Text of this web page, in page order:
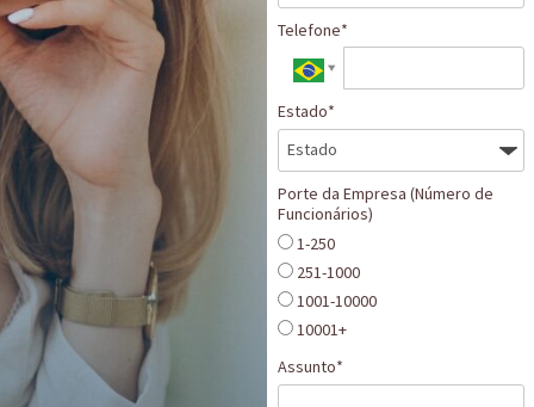
Telefone*
Estado*
Porte da Empresa (Número de
Funcionários)
1-250
251-1000
1001-10000
10001+
Assunto*